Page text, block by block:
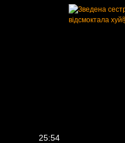
25:54